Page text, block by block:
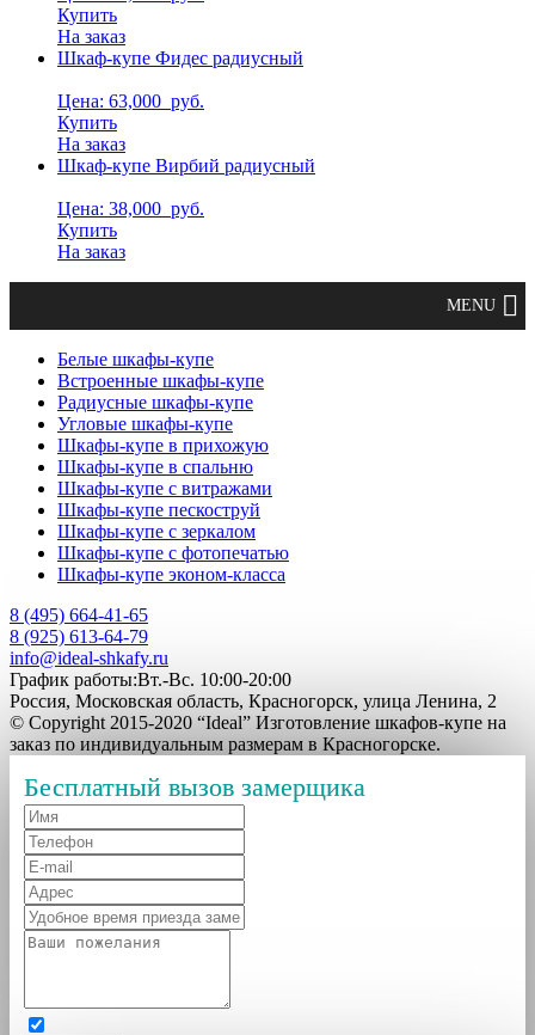
Купить
На заказ
Шкаф-купе Фидес радиусный
Цена: 63,000 руб.
Купить
На заказ
Шкаф-купе Вирбий радиусный
Цена: 38,000 руб.
Купить
На заказ
Белые шкафы-купе
Встроенные шкафы-купе
Радиусные шкафы-купе
Угловые шкафы-купе
Шкафы-купе в прихожую
Шкафы-купе в спальню
Шкафы-купе с витражами
Шкафы-купе пескоструй
Шкафы-купе с зеркалом
Шкафы-купе с фотопечатью
Шкафы-купе эконом-класса
8 (495) 664-41-65
8 (925) 613-64-79
info@ideal-shkafy.ru
График работы:Вт.-Вс. 10:00-20:00
Россия, Московская область, Красногорск, улица Ленина, 2
© Copyright 2015-2020 “Ideal” Изготовление шкафов-купе на
заказ по индивидуальным размерам в Красногорске.
Бесплатный вызов замерщика